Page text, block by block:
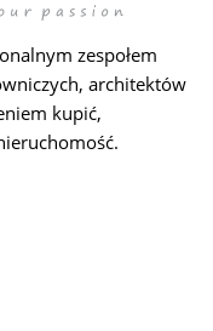
zespołem
architektów
kupić,